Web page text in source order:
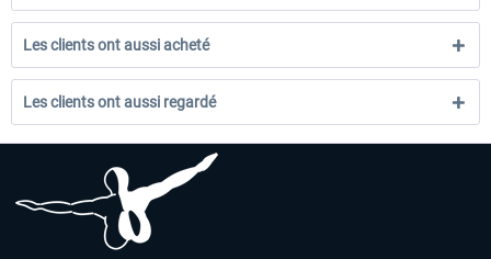
Les clients ont aussi acheté
Les clients ont aussi regardé